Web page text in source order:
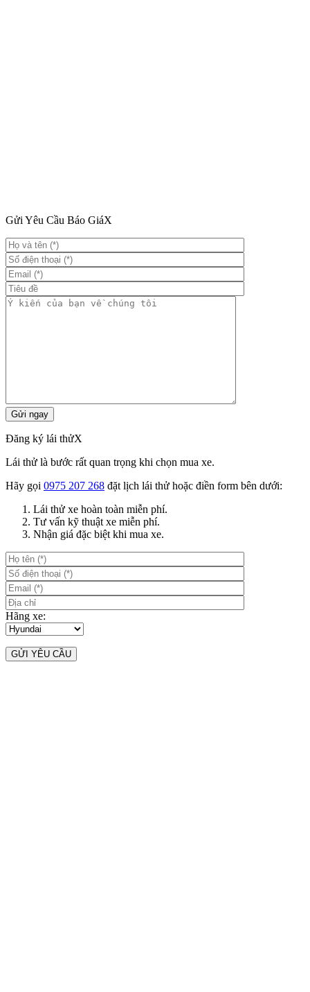
Gửi Yêu Cầu Báo GiáX
Đăng ký lái thửX
Lái thử là bước rất quan trọng khi chọn mua xe.
Hãy gọi 0975 207 268 đặt lịch lái thử hoặc điền form bên dưới:
Lái thử xe hoàn toàn miễn phí.
Tư vấn kỹ thuật xe miễn phí.
Nhận giá đặc biệt khi mua xe.
Hãng xe: